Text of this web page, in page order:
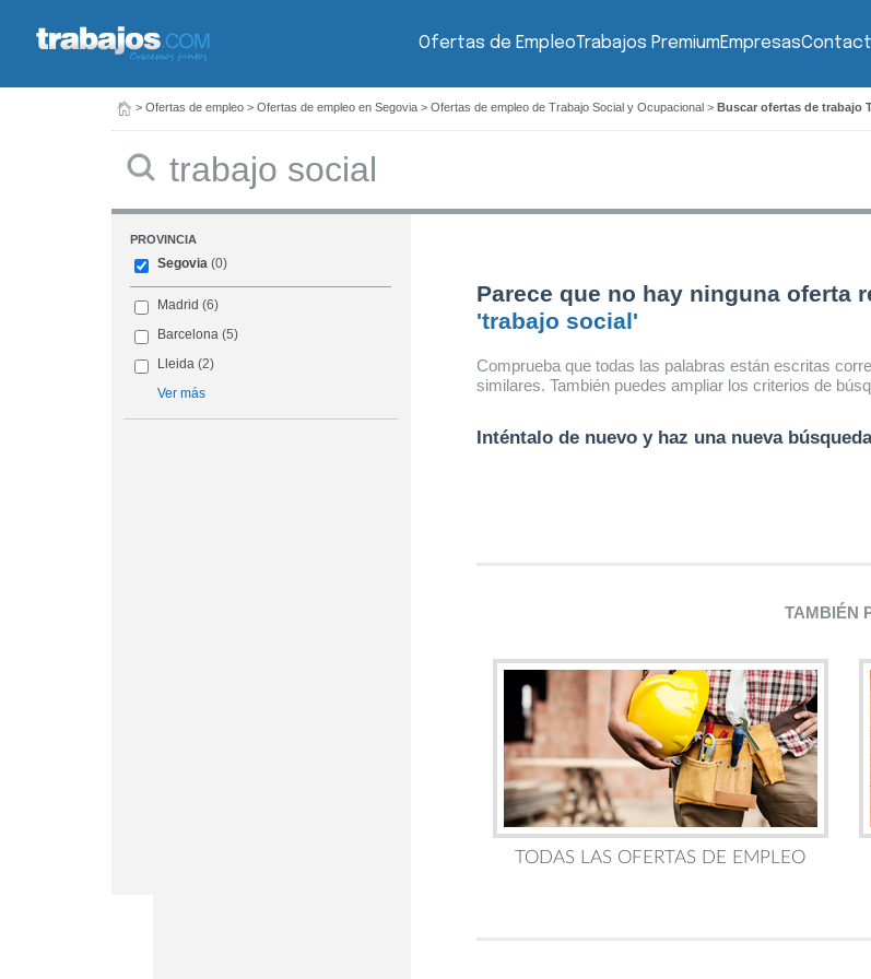
Ofertas de EmpleoTrabajos PremiumEmpresas
> Ofertas de empleo > Ofertas de empleo en Segovia > Ofertas de empleo de Trabajo Social y Ocupacional > Buscar ofertas de trabajo
PROVINCIA
Segovia (0)
Madrid (6)
Barcelona (5)
Lleida (2)
Ver más
Parece que no hay ninguna oferta
'trabajo social'
Comprueba que todas las palabras están escritas
similares. También puedes ampliar los criterios de
Inténtalo de nuevo y haz una nueva
TAMBIÉN
TODAS LAS OFERTAS DE EMPLEO